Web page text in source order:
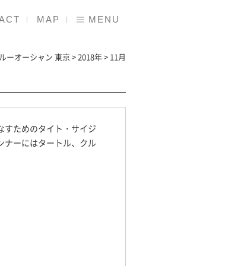
MAP MENU
ーオーシャン 東京 >2018年> 11月
すためのタイト・サイジ
ナーにはタートル、クル